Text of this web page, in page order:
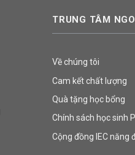
TRUNG TÂM
Về chúng tôi
Cam kết chất lượng
Quà tặng học bổng
Chính sách học sinh
Cộng đồng IEC năng